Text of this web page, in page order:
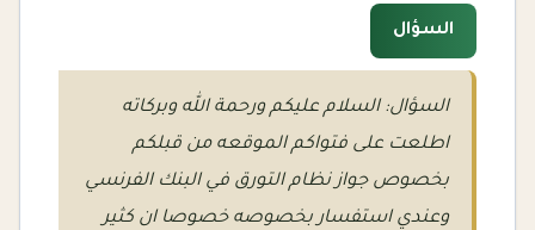
السؤال
السؤال: السلام عليكم ورحمة الله وبركاته
اطلعت على فتواكم الموقعه من قبلكم
بخصوص جواز نظام التورق في البنك الفرنسي
وعندي استفسار بخصوصه خصوصا ان كثير